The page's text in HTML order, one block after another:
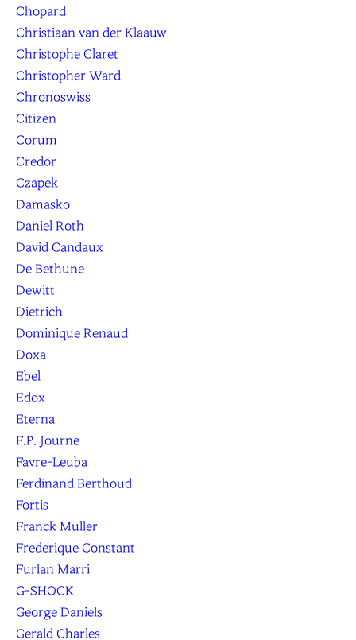
Chopard
Christiaan van der Klaauw
Christophe Claret
Christopher Ward
Chronoswiss
Citizen
Corum
Credor
Czapek
Damasko
Daniel Roth
David Candaux
De Bethune
Dewitt
Dietrich
Dominique Renaud
Doxa
Ebel
Edox
Eterna
F.P. Journe
Favre-Leuba
Ferdinand Berthoud
Fortis
Franck Muller
Frederique Constant
Furlan Marri
G-SHOCK
George Daniels
Gerald Charles